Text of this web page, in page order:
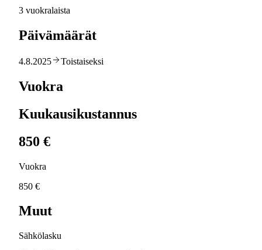
3 vuokralaista
Päivämäärät
4.8.2025 Toistaiseksi
Vuokra
Kuukausikustannus
850 €
Vuokra
850 €
Muut
Sähkölasku